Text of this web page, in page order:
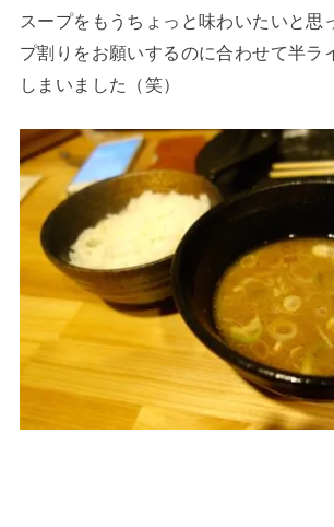
スープをもうちょっと味わいたいと思
プ割りをお願いするのに合わせて半ラ
しまいました（笑）